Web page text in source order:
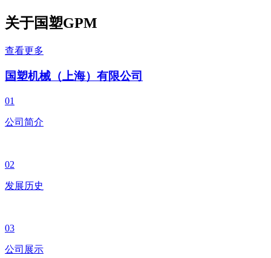
关于国塑GPM
查看更多
国塑机械（上海）有限公司
01
公司简介
02
发展历史
03
公司展示